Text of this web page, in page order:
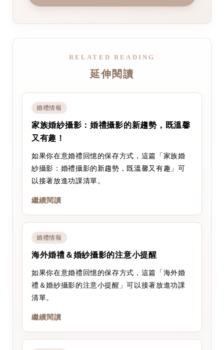
RELATED READING
延伸閱讀
婚禮情報
家族婚紗攝影：婚禮攝影的新趨勢，既溫馨
又有趣！
如果你在意婚禮回憶的保存方式，這篇「家族婚
紗攝影：婚禮攝影的新趨勢，既溫馨又有趣」可
以接著放進功課清單。
繼續閱讀
婚禮情報
海外婚禮＆婚紗攝影的注意小提醒
如果你在意婚禮回憶的保存方式，這篇「海外婚
禮＆婚紗攝影的注意小提醒」可以接著放進功課
清單。
繼續閱讀